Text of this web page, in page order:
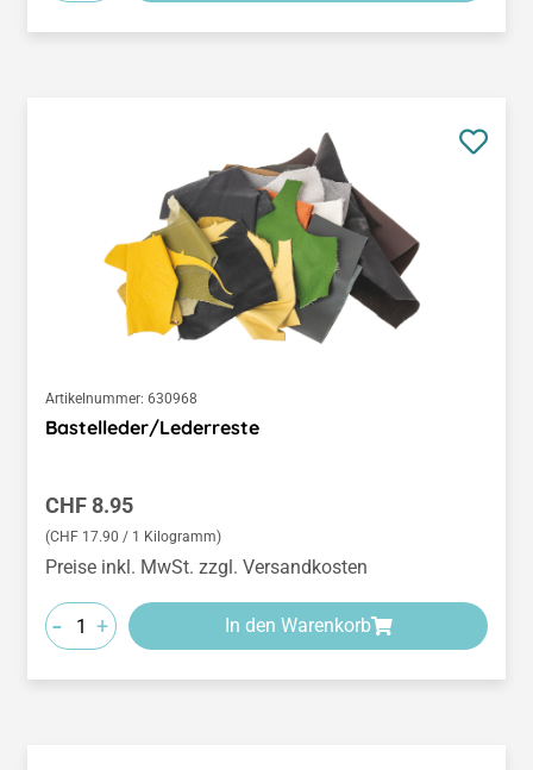
Artikelnummer: 630968
Bastelleder/Lederreste
Regulärer Preis:
CHF 8.95
(CHF 17.90 / 1 Kilogramm)
Preise inkl. MwSt. zzgl. Versandkosten
- + In den Warenkorb